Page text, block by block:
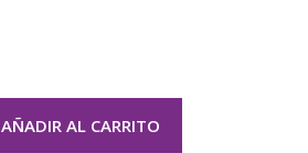
AÑADIR AL CARRITO